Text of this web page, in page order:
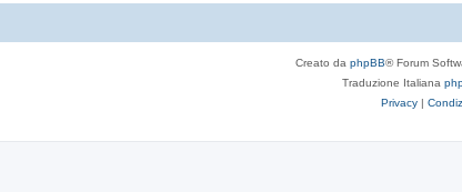
Creato da phpBB® Forum
Traduzione Italiana
Privacy |